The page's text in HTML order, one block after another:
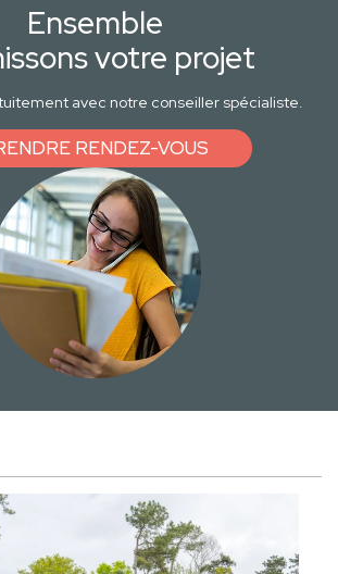
Ensemble
votre projet
avec notre conseiller spécialiste.
RENDEZ-VOUS